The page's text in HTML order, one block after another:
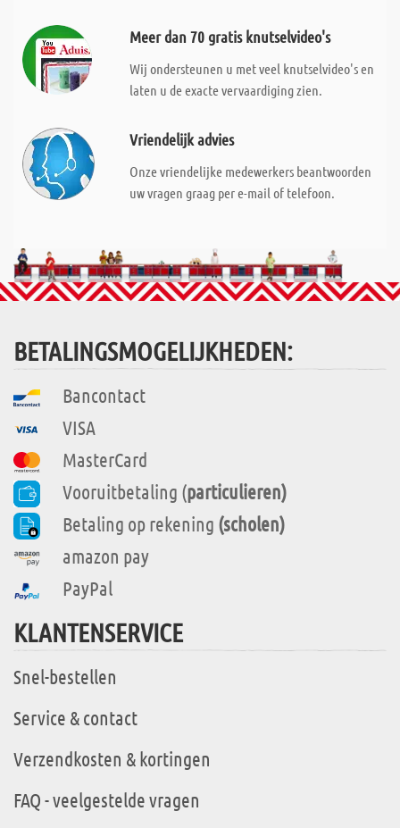
Meer dan 70 gratis knutselvideo's
Wij ondersteunen u met veel knutselvideo's en
laten u de exacte vervaardiging zien.
Vriendelijk advies
Onze vriendelijke medewerkers beantwoorden
uw vragen graag per e-mail of telefoon.
BETALINGSMOGELIJKHEDEN:
Bancontact
VISA
MasterCard
Vooruitbetaling (particulieren)
Betaling op rekening (scholen)
amazon pay
PayPal
KLANTENSERVICE
Snel-bestellen
Service & contact
Verzendkosten & kortingen
FAQ - veelgestelde vragen